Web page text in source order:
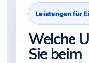
Leistungen für
Welche
Sie beim